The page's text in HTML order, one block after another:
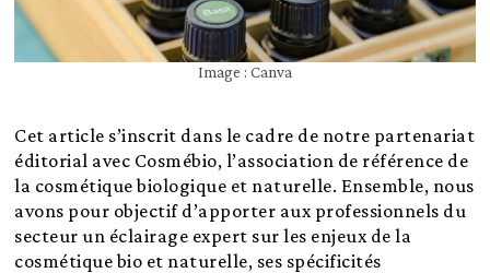
Image : Canva
Cet article s’inscrit dans le cadre de notre partenariat
éditorial avec Cosmébio, l’association de référence de
la cosmétique biologique et naturelle. Ensemble, nous
avons pour objectif d’apporter aux professionnels du
secteur un éclairage expert sur les enjeux de la
cosmétique bio et naturelle, ses spécificités